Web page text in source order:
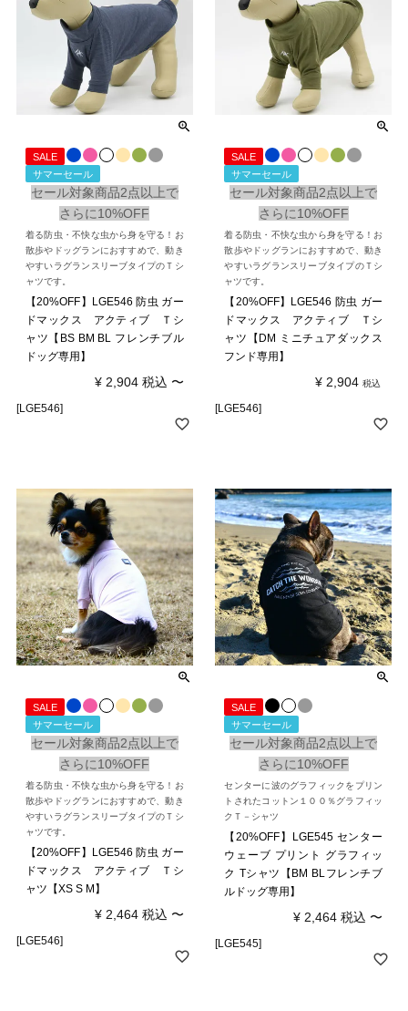
SALE
サマーセール
セール対象商品2点以上で
さらに10%OFF
着る防虫・不快な虫から身を守る！お
散歩やドッグランにおすすめで、動き
やすいラグランスリーブタイプのＴシ
ャツです。
【20%OFF】LGE546 防虫 ガー
ドマックス アクティブ Ｔシ
ャツ【BS BM BL フレンチブル
ドッグ専用】
¥ 2,904 税込 〜
[LGE546]
SALE
サマーセール
セール対象商品2点以上で
さらに10%OFF
着る防虫・不快な虫から身を守る！お
散歩やドッグランにおすすめで、動き
やすいラグランスリーブタイプのＴシ
ャツです。
【20%OFF】LGE546 防虫 ガー
ドマックス アクティブ Ｔシ
ャツ【DM ミニチュアダックス
フンド専用】
¥ 2,904 税込
[LGE546]
SALE
サマーセール
セール対象商品2点以上で
さらに10%OFF
着る防虫・不快な虫から身を守る！お
散歩やドッグランにおすすめで、動き
やすいラグランスリーブタイプのＴシ
ャツです。
【20%OFF】LGE546 防虫 ガー
ドマックス アクティブ Ｔシ
ャツ【XS S M】
¥ 2,464 税込 〜
[LGE546]
SALE
サマーセール
セール対象商品2点以上で
さらに10%OFF
センターに波のグラフィックをプリン
トされたコットン１００％グラフィッ
クＴ－シャツ
【20%OFF】LGE545 センター
ウェーブ プリント グラフィッ
ク Tシャツ【BM BLフレンチブ
ルドッグ専用】
¥ 2,464 税込 〜
[LGE545]